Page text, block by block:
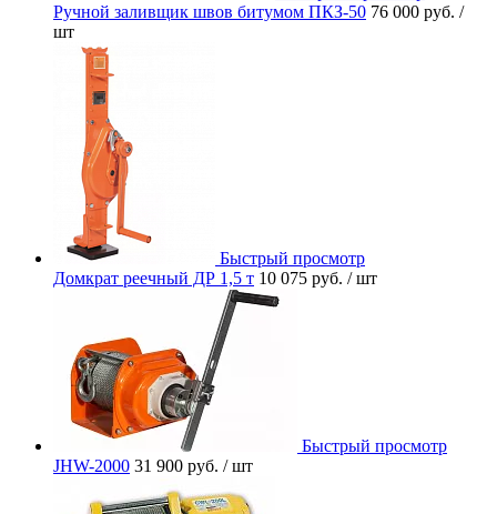
Ручной заливщик швов битумом ПКЗ-50 76 000 руб. /
шт
Быстрый просмотр
Домкрат реечный ДР 1,5 т 10 075 руб. / шт
Быстрый просмотр
JHW-2000 31 900 руб. / шт